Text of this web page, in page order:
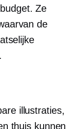
Ze
de
illustraties,
thuis kunnen